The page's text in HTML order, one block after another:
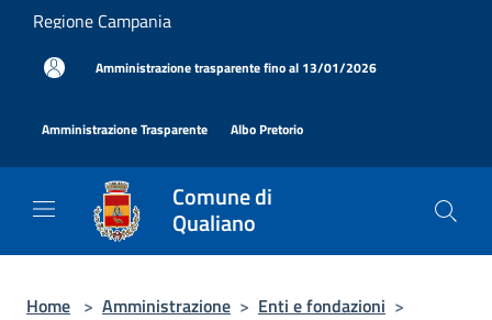
Salta al contenuto principale
Regione Campania
Amministrazione trasparente fino al 13/01/2026
Amministrazione Trasparente Albo Pretorio
Comune di
Qualiano
Home > Amministrazione > Enti e fondazioni >